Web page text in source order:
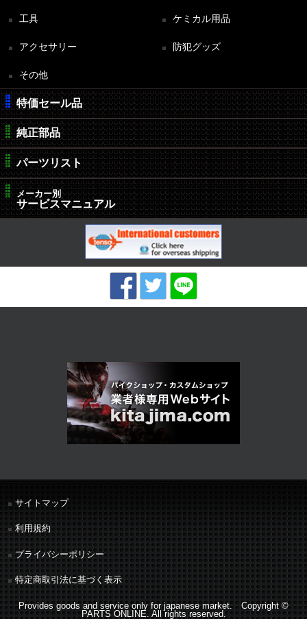
工具 ケミカル用品
アクセサリー 防犯グッズ
その他
特価セール品
純正部品
パーツリスト
メーカー別
サービスマニュアル
サイトマップ
利用規約
プライバシーポリシー
特定商取引法に基づく表示
Provides goods and service only for japanese market. Copyright ©
PARTS ONLINE. All rights reserved.